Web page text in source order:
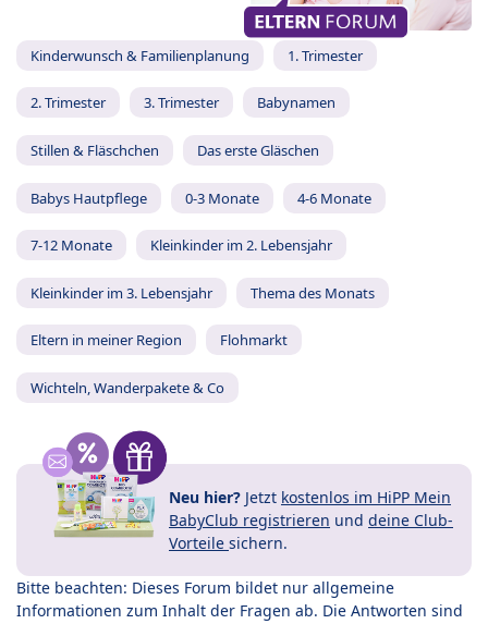
Kinderwunsch & Familienplanung 1. Trimester
2. Trimester 3. Trimester Babynamen
Stillen & Fläschchen Das erste Gläschen
Babys Hautpflege 0-3 Monate 4-6 Monate
7-12 Monate Kleinkinder im 2. Lebensjahr
Kleinkinder im 3. Lebensjahr Thema des Monats
Eltern in meiner Region Flohmarkt
Wichteln, Wanderpakete & Co
Neu hier? Jetzt kostenlos im HiPP Mein
BabyClub registrieren und deine Club-
Vorteile sichern.
Bitte beachten: Dieses Forum bildet nur allgemeine
Informationen zum Inhalt der Fragen ab. Die Antworten sind